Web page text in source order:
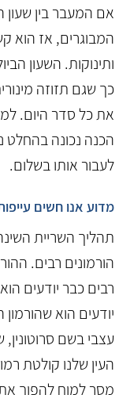
אם המעבר בין שעון
המבוגרים, אז הוא
ותינוקות. השעון
כך שגם תזוזה
את כל סדר היום.
הכנה נכונה בהחלט
לעבור אותו בשלום.
מדוע אנו חשים
תהליך השריית
הורמונים רבים.
רבים כבר יודעים
יודעים הוא
עצבי בשם
העין שלנו קולטת
מסר למוח להפוך את